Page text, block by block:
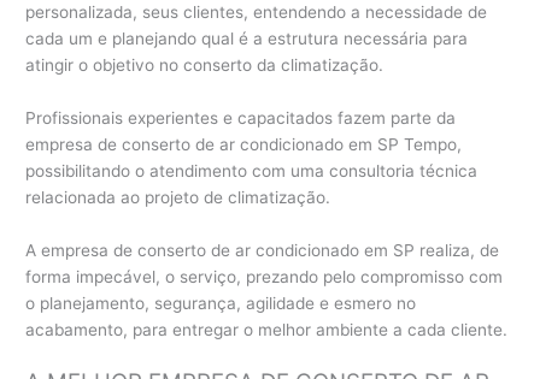
personalizada, seus clientes, entendendo a necessidade de
cada um e planejando qual é a estrutura necessária para
atingir o objetivo no conserto da climatização.
Profissionais experientes e capacitados fazem parte da
empresa de conserto de ar condicionado em SP Tempo,
possibilitando o atendimento com uma consultoria técnica
relacionada ao projeto de climatização.
A empresa de conserto de ar condicionado em SP realiza, de
forma impecável, o serviço, prezando pelo compromisso com
o planejamento, segurança, agilidade e esmero no
acabamento, para entregar o melhor ambiente a cada cliente.